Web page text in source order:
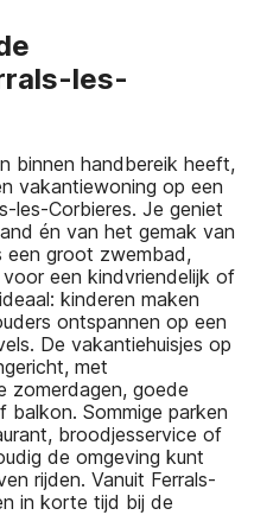
les-
binnen handbereik heeft,
vakantiewoning op een
les-Corbieres. Je geniet
én van het gemak van
een groot zwembad,
een kindvriendelijk of
kinderen maken
ontspannen op een
De vakantiehuisjes op
met
zomerdagen, goede
balkon. Sommige parken
broodjesservice of
de omgeving kunt
rijden. Vanuit Ferrals-
in korte tijd bij de